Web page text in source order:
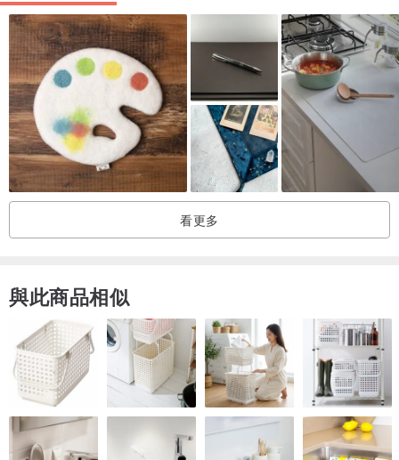
看更多
與此商品相似